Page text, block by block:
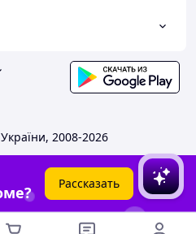
2008-2026
Рассказать